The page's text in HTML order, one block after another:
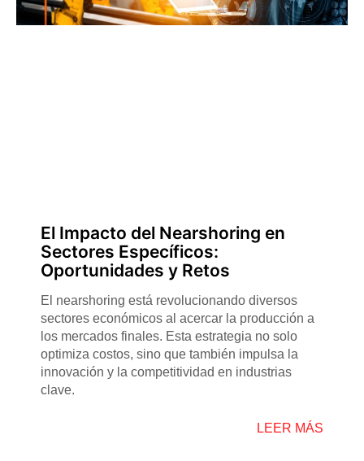
El Impacto del Nearshoring en
Sectores Específicos:
Oportunidades y Retos
El nearshoring está revolucionando diversos
sectores económicos al acercar la producción a
los mercados finales. Esta estrategia no solo
optimiza costos, sino que también impulsa la
innovación y la competitividad en industrias
clave.
LEER MÁS